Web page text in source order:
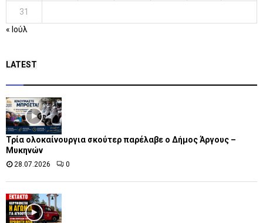
31
« Ιούλ
LATEST
Τρία ολοκαίνουργια σκούτερ παρέλαβε o Δήμος Άργους –
Μυκηνών
28.07.2026 0